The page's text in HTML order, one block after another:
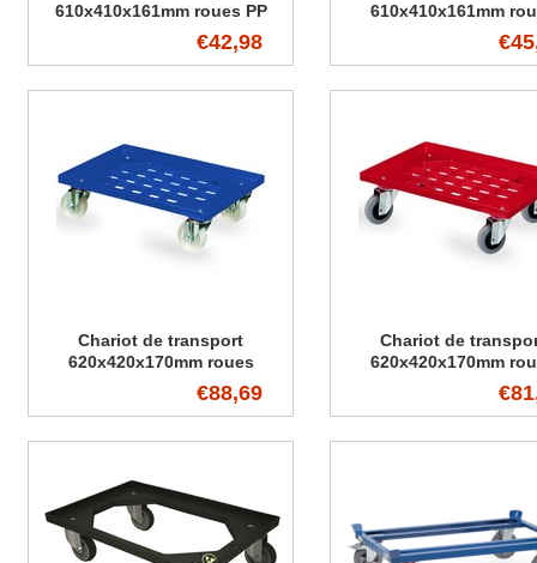
610x410x161mm roues PP
€42,98
610x410x161mm
caoutchouc
Chariot de transport
620x420x170mm roues
polyamide perforé€88,69
Chariot de
620x420x170mm
caoutchouc